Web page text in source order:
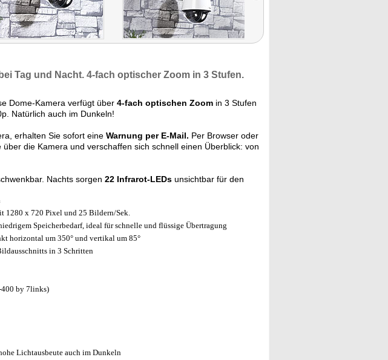
bei Tag und Nacht. 4-fach optischer Zoom in 3 Stufen.
Dome-Kamera verfügt über 4-fach optischen Zoom in 3 Stufen
Natürlich auch im Dunkeln!
erhalten Sie sofort eine Warnung per E-Mail. Per Browser oder
die Kamera und verschaffen sich schnell einen Überblick: von
Nachts sorgen 22 Infrarot-LEDs unsichtbar für den
1280 x 720 Pixel und 25 Bildern/Sek.
Speicherbedarf, ideal für schnelle und flüssige Übertragung
horizontal um 350° und vertikal um 85°
in 3 Schritten
400 by 7links)
Lichtausbeute auch im Dunkeln